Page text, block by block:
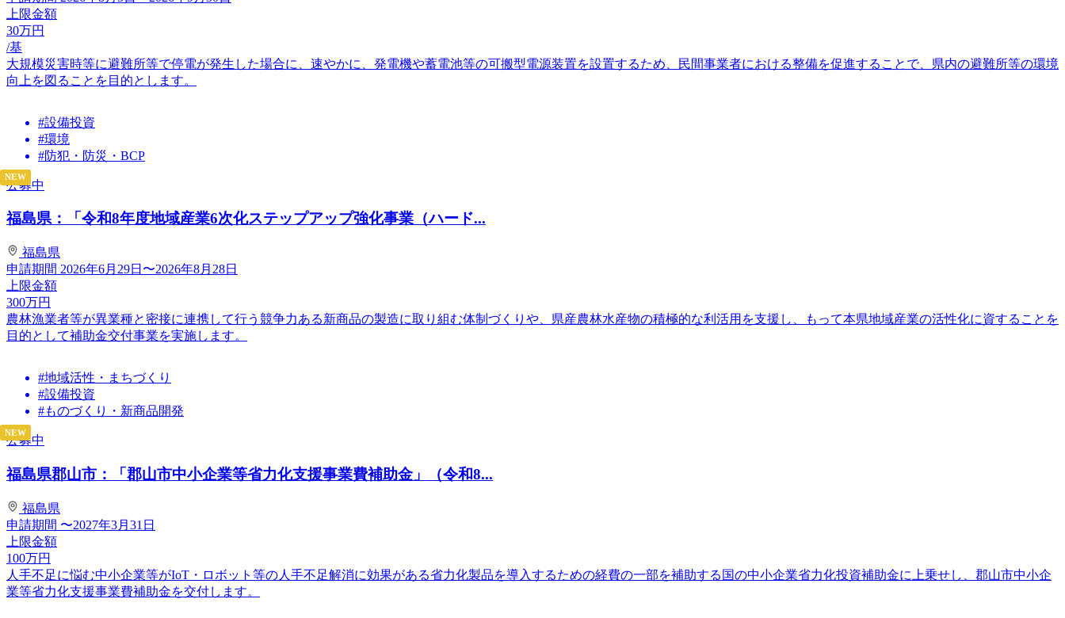
上限金額
30万円
/基
大規模災害時等に避難所等で停電が発生した場合に、速やかに、発電機や蓄電池等の可搬型電源装置を設置するため、民間事業者における整備を促進することで、県内の避難所等の環境
向上を図ることを目的とします。
#設備投資
#環境
#防犯・防災・BCP
NEW
公募中
福島県：「令和8年度地域産業6次化ステップアップ強化事業（ハード...
福島県
申請期間 2026年6月29日〜2026年8月28日
上限金額
300万円
農林漁業者等が異業種と密接に連携して行う競争力ある新商品の製造に取り組む体制づくりや、県産農林水産物の積極的な利活用を支援し、もって本県地域産業の活性化に資することを
目的として補助金交付事業を実施します。
#地域活性・まちづくり
#設備投資
#ものづくり・新商品開発
NEW
公募中
福島県郡山市：「郡山市中小企業等省力化支援事業費補助金」（令和8...
福島県
申請期間 〜2027年3月31日
上限金額
100万円
人手不足に悩む中小企業等がIoT・ロボット等の人手不足解消に効果がある省力化製品を導入するための経費の一部を補助する国の中小企業省力化投資補助金に上乗せし、郡山市中小企
業等省力化支援事業費補助金を交付します。